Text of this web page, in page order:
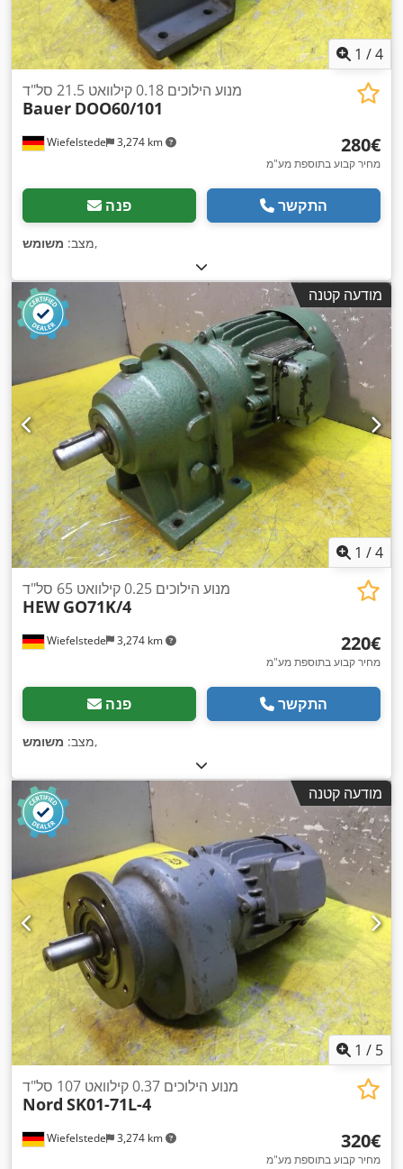
1 /4
Wiefelstede 3,274 km
מנוע הילוכים 0.18 קילוואט 21.5 סל"ד
Bauer DOO60/101
‏280 ‏€
מחיר קבוע בתוספת מע"מ
פנה התקשר
מצב: משומש ,
מודעה קטנה
1 /4
Wiefelstede 3,274 km
מנוע הילוכים 0.25 קילוואט 65 סל"ד
HEW GO71K/4
‏220 ‏€
מחיר קבוע בתוספת מע"מ
פנה התקשר
מצב: משומש ,
מודעה קטנה
1 / 5
Wiefelstede 3,274 km
מנוע הילוכים 0.37 קילוואט 107 סל"ד
Nord SK01-71L-4
‏320 ‏€
מחיר קבוע בתוספת מע"מ